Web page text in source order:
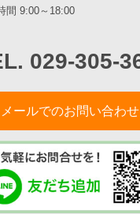
間 9:00～18:00
029-305-
メールでのお問い合わせ